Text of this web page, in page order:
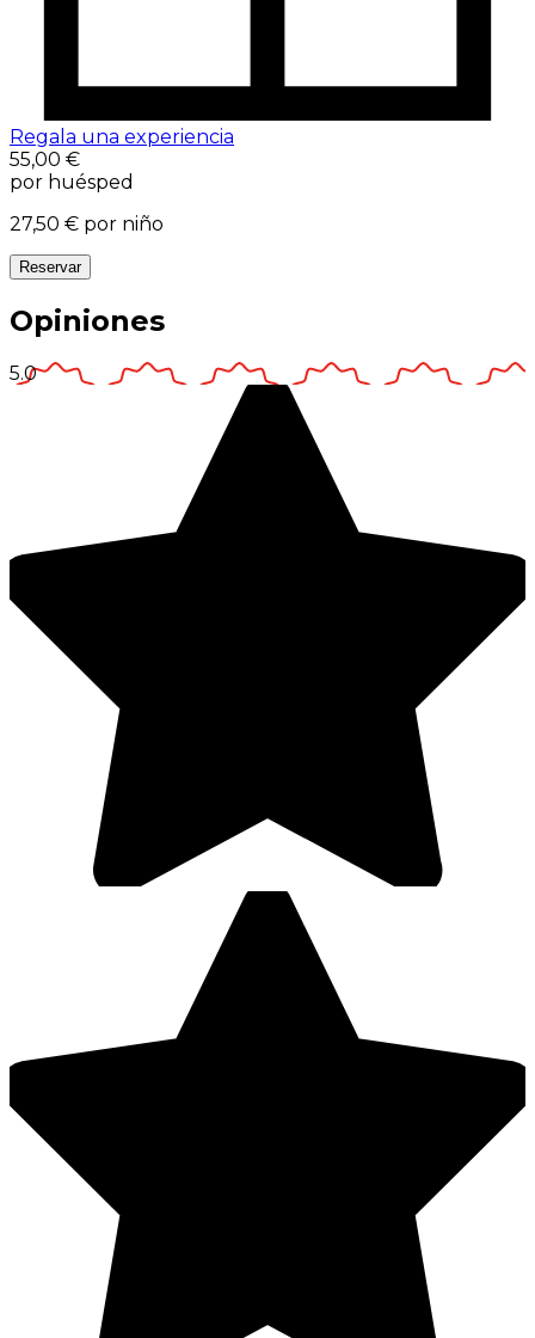
Regala una experiencia
55,00 €
por huésped
27,50 € por niño
Reservar
Opiniones
5.0